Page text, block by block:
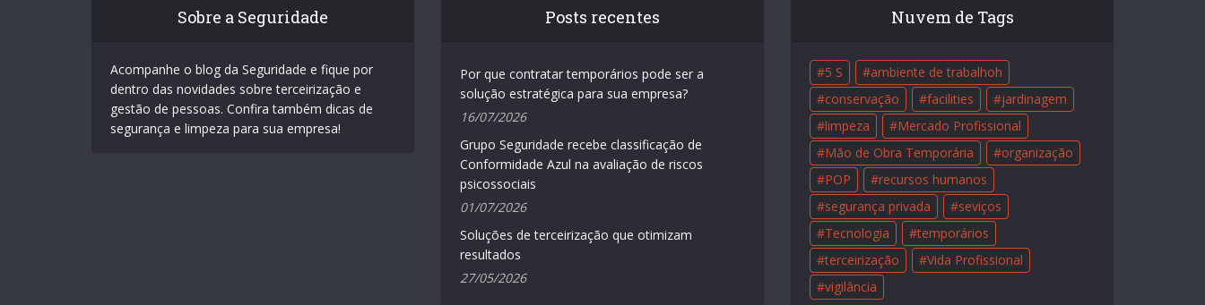
Sobre a Seguridade
Acompanhe o blog da Seguridade e fique por
dentro das novidades sobre terceirização e
gestão de pessoas. Confira também dicas de
segurança e limpeza para sua empresa!
Posts recentes
Por que contratar temporários pode ser a
solução estratégica para sua empresa?
16/07/2026
Grupo Seguridade recebe classificação de
Conformidade Azul na avaliação de riscos
psicossociais
01/07/2026
Soluções de terceirização que otimizam
resultados
27/05/2026
Nuvem de Tags
5 S
ambiente de trabalhoh
conservação
facilities
jardinagem
limpeza
Mercado Profissional
Mão de Obra Temporária
organização
POP
recursos humanos
segurança privada
seviços
Tecnologia
temporários
terceirização
Vida Profissional
vigilância